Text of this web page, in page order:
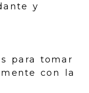
y
para tomar
con la